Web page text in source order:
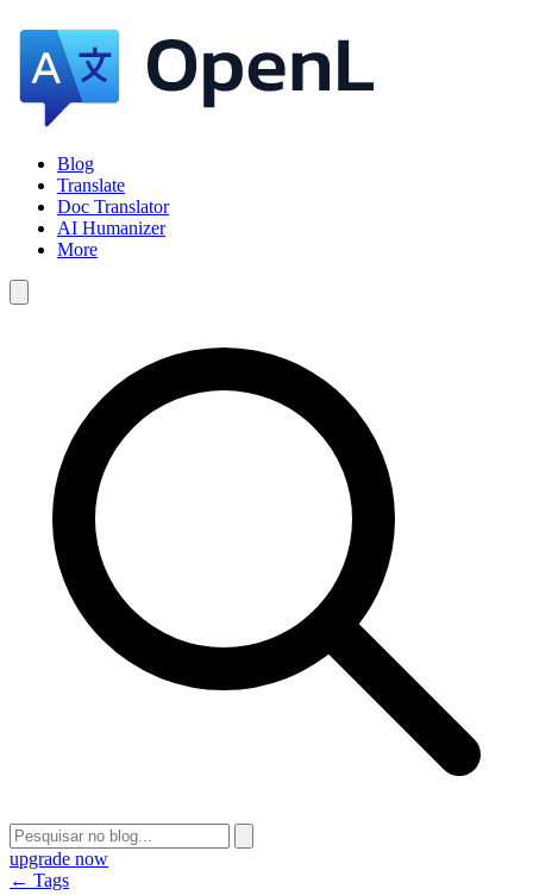
Blog
Translate
Doc Translator
AI Humanizer
More
upgrade now
← Tags